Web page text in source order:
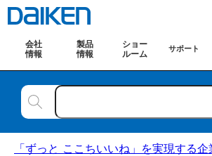
会社
情報
製品
情報
ショー
ルーム
サポート
「ずっと ここちいいね」を実現する